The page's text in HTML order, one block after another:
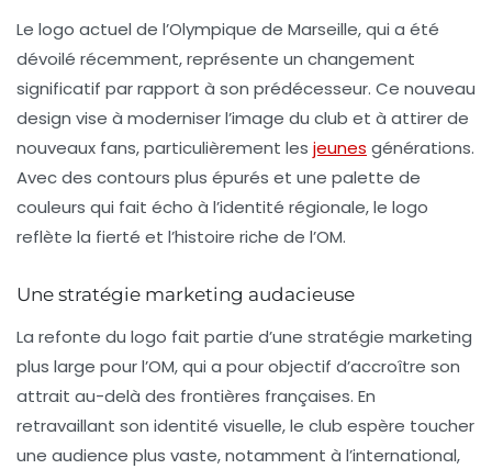
Le logo actuel de l’Olympique de Marseille, qui a été
dévoilé récemment, représente un changement
significatif par rapport à son prédécesseur. Ce nouveau
design vise à moderniser l’image du club et à attirer de
nouveaux fans, particulièrement les jeunes générations.
Avec des contours plus épurés et une palette de
couleurs qui fait écho à l’identité régionale, le logo
reflète la fierté et l’histoire riche de l’OM.
Une stratégie marketing audacieuse
La refonte du logo fait partie d’une stratégie marketing
plus large pour l’OM, qui a pour objectif d’accroître son
attrait au-delà des frontières françaises. En
retravaillant son identité visuelle, le club espère toucher
une audience plus vaste, notamment à l’international,